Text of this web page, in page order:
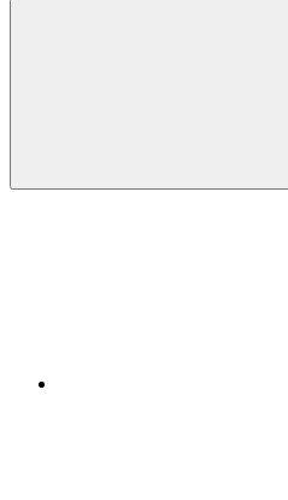
Compartilhar